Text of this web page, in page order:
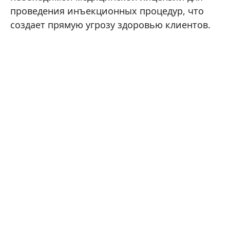
проведения инъекционных процедур, что
создает прямую угрозу здоровью клиентов.